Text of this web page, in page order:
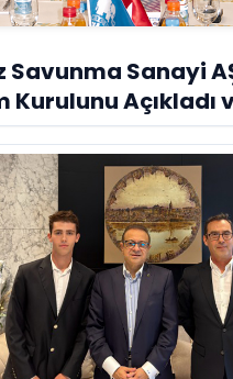
Savunma Sanayi
Kurulunu Açıkladı
Sanayinde